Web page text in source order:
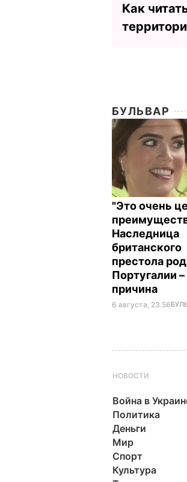
Как
БУЛЬВАР
"Это очень
Наследница
британского
престола
Португалии
причина
6 августа, 23.56
НОВОСТИ
Война в
Политика
Деньги
Мир
Спорт
Культура